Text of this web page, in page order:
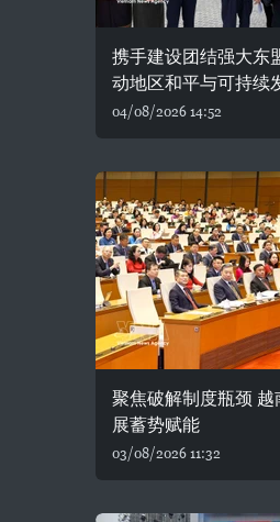
携手建设团结强大东
动地区和平与可持续
04/08/2026 14:52
聚焦破解制度瓶颈 越
展蓄势赋能
03/08/2026 11:32